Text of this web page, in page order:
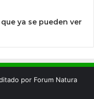
ya se pueden ver
por Forum Natura